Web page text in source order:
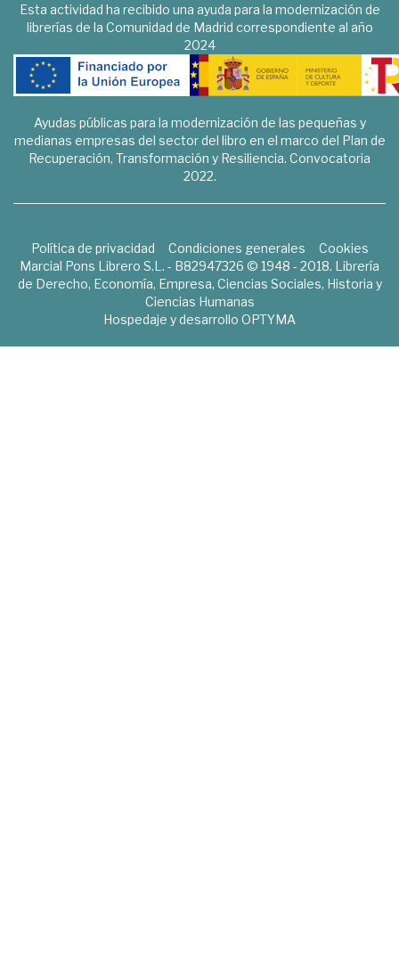
Esta actividad ha recibido una ayuda para la modernización de
librerías de la Comunidad de Madrid correspondiente al año
2024
Ayudas públicas para la modernización de las pequeñas y
medianas empresas del sector del libro en el marco del Plan de
Recuperación, Transformación y Resiliencia. Convocatoria
2022.
Política de privacidad Condiciones generales
Cookies
Marcial Pons Librero S.L. - B82947326 © 1948 - 2018. Librería
de Derecho, Economía, Empresa, Ciencias Sociales, Historia y
Ciencias Humanas
Hospedaje y desarrollo OPTYMA